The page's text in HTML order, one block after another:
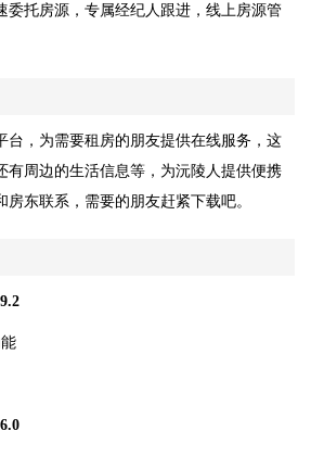
委托房源，专属经纪人跟进，线上房源管
台，为需要租房的朋友提供在线服务，这
有周边的生活信息等，为沅陵人提供便携
东联系，需要的朋友赶紧下载吧。